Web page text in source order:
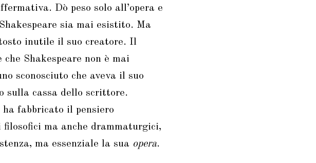
Dò peso solo all’opera e
sia mai esistito. Ma
inutile il suo creatore. Il
Shakespeare non è mai
sconosciuto che aveva il suo
sulla cassa dello scrittore.
fabbricato il pensiero
ma anche drammaturgici,
ma essenziale la sua opera.